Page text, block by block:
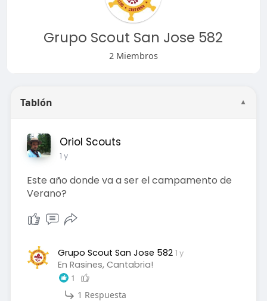
Grupo Scout San Jose 582
2 Miembros
Tablón ▼
Oriol Scouts
1 y
Este año donde va a ser el campamento de
Verano?
Grupo Scout San Jose 582 1 y
En Rasines, Cantabria!
1
1 Respuesta